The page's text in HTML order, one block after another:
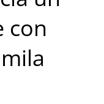
con